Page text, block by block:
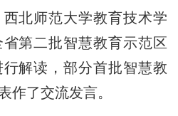
北师范大学教育技术学
第二批智慧教育示范区
解读，部分首批智慧教
作了交流发言。